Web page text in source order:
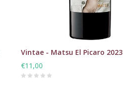
Vintae - Matsu El Picaro 2023
€11,00